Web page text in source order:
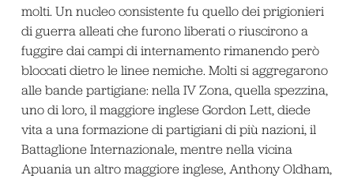
molti. Un nucleo consistente fu quello dei prigionieri
di guerra alleati che furono liberati o riuscirono a
fuggire dai campi di internamento rimanendo però
bloccati dietro le linee nemiche. Molti si aggregarono
alle bande partigiane: nella IV Zona, quella spezzina,
uno di loro, il maggiore inglese Gordon Lett, diede
vita a una formazione di partigiani di più nazioni, il
Battaglione Internazionale, mentre nella vicina
Apuania un altro maggiore inglese, Anthony Oldham,